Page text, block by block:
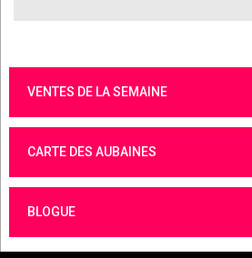
VENTES DE LA SEMAINE
CARTE DES AUBAINES
BLOGUE